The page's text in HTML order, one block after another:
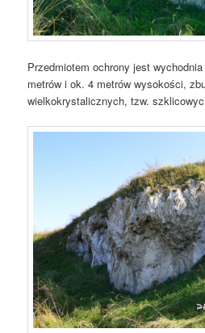
Przedmiotem ochrony jest
metrów i ok. 4 metrów wysokości,
wielkokrystalicznych, tzw.